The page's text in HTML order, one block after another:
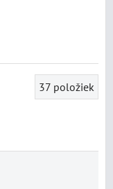
37 položiek